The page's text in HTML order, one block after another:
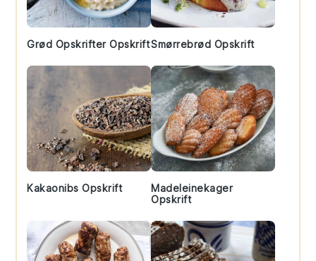
Grød Opskrifter OpskriftSmørrebrød Opskrift
Kakaonibs Opskrift
Madeleinekager
Opskrift